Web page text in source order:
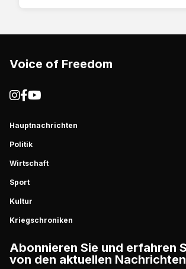
Voice of Freedom
Hauptnachrichten
Politik
Wirtschaft
Sport
Kultur
Kriegschroniken
Abonnieren Sie und erfahren
von den aktuellen Nachrichten